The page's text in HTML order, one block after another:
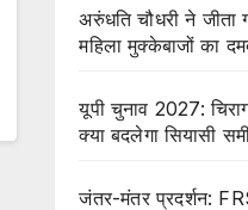
अरुंधति चौधरी ने
महिला मुक्केबाजों का
यूपी चुनाव 2027:
क्या बदलेगा सियासी
जंतर-मंतर प्रदर्शन: